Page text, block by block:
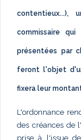
contentieux...),
commissaire
présentées par
feront l'objet
fixera leur
L'ordonnance
des créances de
prise à l'issue